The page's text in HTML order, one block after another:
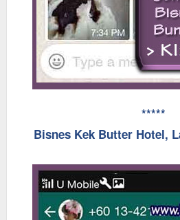
*****
Bisnes Kek Butter Hotel,